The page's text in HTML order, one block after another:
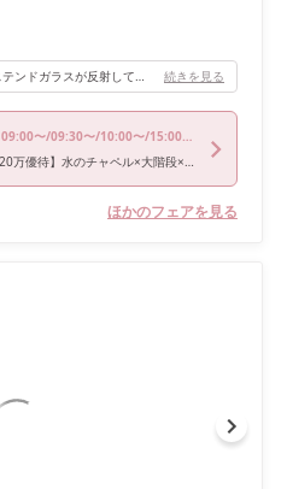
真っ白なバージンロードに、青いステンドガラスが反射してとても綺麗で神聖な空間です。 またチャペルサイドには小さな滝があり、自然光が差し込みとても癒されます。 また曇りでも暗くなりすぎず、晴れでも眩しすぎず、天気に左右されない点もオススメです！ 続きを見る
09:00〜/09:30〜/10:00〜/15:00〜/16:00〜
【憧れ花嫁ALL体験☆120万優待】水のチャペル×大階段×絶品試食
ほかのフェアを見る